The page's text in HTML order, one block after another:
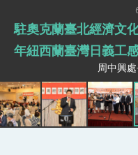
外交部長林
述印太安全
作
副總統接見
要合作夥伴
外交部長林
訪問團
外交部長林
會」訪問團
臺美經貿談
成「臺美對
駐奧克蘭臺北經濟文
年紐西蘭臺灣日義工
周中興